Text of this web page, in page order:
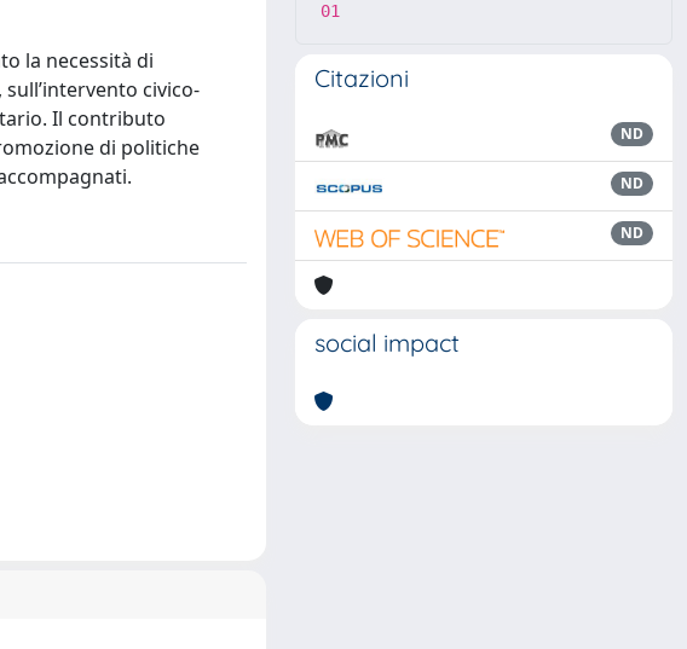
la necessità di
civico-
Il contributo
di politiche
01
Citazioni
ND
ND
ND
social impact